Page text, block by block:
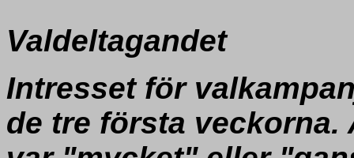
Valdeltagandet
Intresset för
de tre första veckorna.